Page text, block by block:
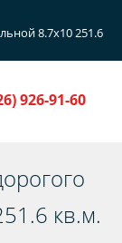
8.7x10 251.6
926-91-60
кв.м.